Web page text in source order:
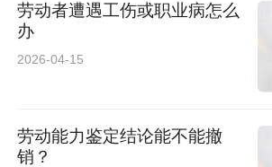
劳动者遭遇工伤或职业病怎么
办
2026-04-15
劳动能力鉴定结论能不能撤
销？